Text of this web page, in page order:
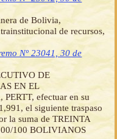
de Bolivia,
de recursos,
Nº 23041, 30 de
DE
EN EL
efectuar en su
el siguiente traspaso
la suma de TREINTA
100 BOLIVIANOS